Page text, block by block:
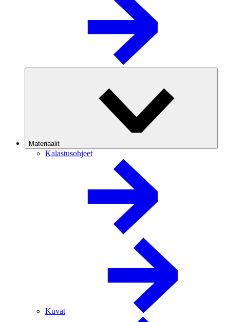
Materiaalit
Kalastusohjeet
Kuvat